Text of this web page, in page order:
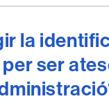
la
ser